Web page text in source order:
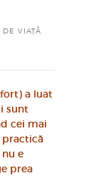
DE VIAȚĂ
a luat
sunt
cei mai
practică
e
prea